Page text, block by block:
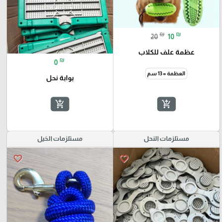
20 ₪ 10 ₪
عظمة علف للكلاب
العظمة = 13 سم
add_shopping_cart
0 ₪
بوابة نحل
add_shopping_cart
مستلزمات النحل
favorite_border
مستلزمات الخيل
favorite_border